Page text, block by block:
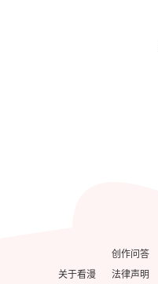
关于看漫
创作问答
法律声明